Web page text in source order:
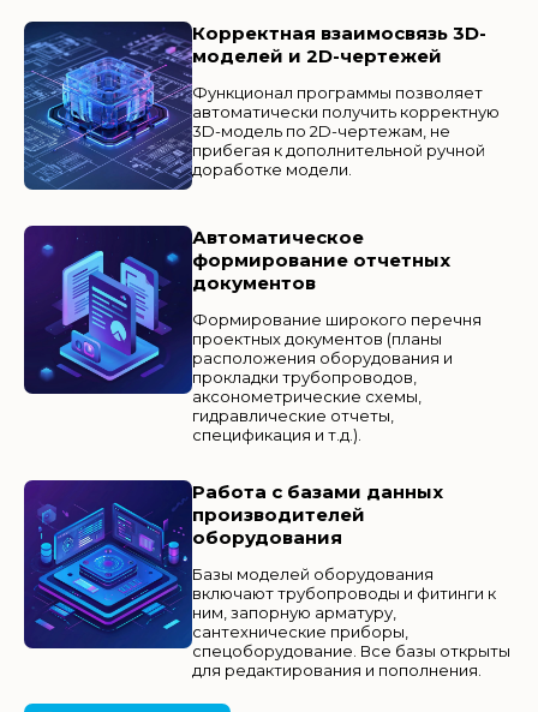
Корректная взаимосвязь 3D-
моделей и 2D-чертежей
Функционал программы позволяет
автоматически получить корректную
3D-модель по 2D-чертежам, не
прибегая к дополнительной ручной
доработке модели.
Автоматическое
формирование отчетных
документов
Формирование широкого перечня
проектных документов (планы
расположения оборудования и
прокладки трубопроводов,
аксонометрические схемы,
гидравлические отчеты,
спецификация и т.д.).
Работа с базами данных
производителей
оборудования
Базы моделей оборудования
включают трубопроводы и фитинги к
ним, запорную арматуру,
сантехнические приборы,
спецоборудование. Все базы открыты
для редактирования и пополнения.